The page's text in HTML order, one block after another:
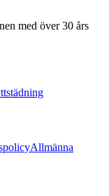
med över 30 års
Allmänna